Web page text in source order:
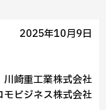
2025年10月9日
川崎重工業株式会社
モビジネス株式会社